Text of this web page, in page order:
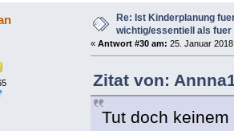
Re: Ist Kinderplanung
wichtig/essentiell als fuer
« Antwort #30 am: 25. Januar
Zitat von:
Tut doch keinem